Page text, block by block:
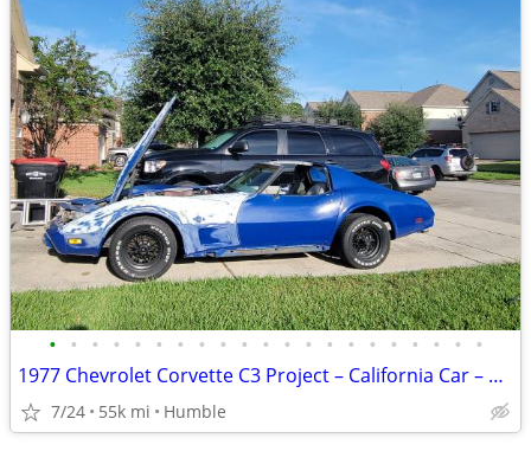
• • • • • • • • • • • • • • • • • • • • •
1977 Chevrolet Corvette C3 Project – California Car – No Rust – Runs
7/24 55k mi Humble